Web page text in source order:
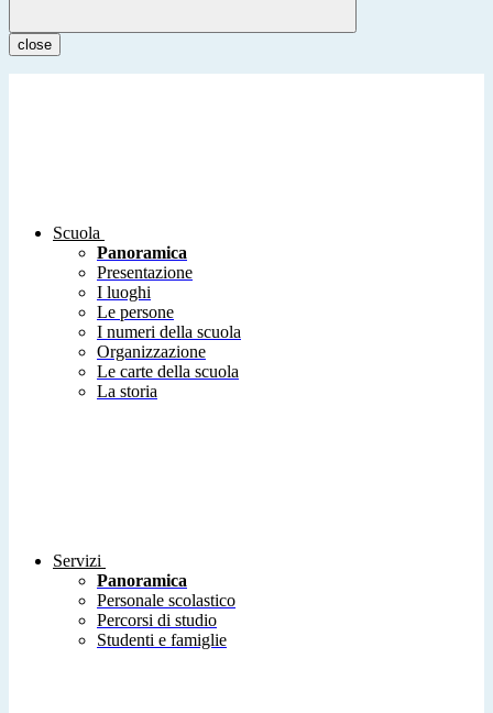
close
Scuola
Panoramica
Presentazione
I luoghi
Le persone
I numeri della scuola
Organizzazione
Le carte della scuola
La storia
Servizi
Panoramica
Personale scolastico
Percorsi di studio
Studenti e famiglie